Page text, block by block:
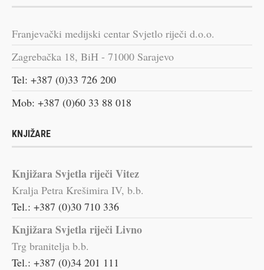
Franjevački medijski centar Svjetlo riječi d.o.o.
Zagrebačka 18, BiH - 71000 Sarajevo
Tel: +387 (0)33 726 200
Mob: +387 (0)60 33 88 018
KNJIŽARE
Knjižara Svjetla riječi Vitez
Kralja Petra Krešimira IV, b.b.
Tel.: +387 (0)30 710 336
Knjižara Svjetla riječi Livno
Trg branitelja b.b.
Tel.: +387 (0)34 201 111